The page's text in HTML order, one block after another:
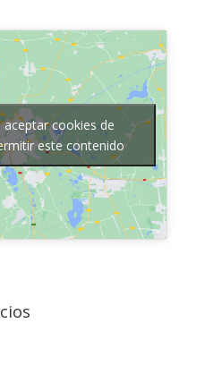
aceptar cookies de
este contenido